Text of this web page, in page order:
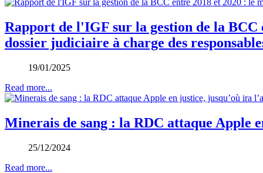
Rapport de l'IGF sur la gestion de la
dossier judiciaire à charge des
19/01/2025
Read more...
Minerais de sang : la RDC attaque Apple
25/12/2024
Read more...